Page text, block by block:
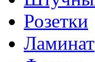
Розетки
Ламинат